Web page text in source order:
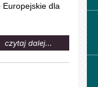
dla
czytaj dalej...
temat:
Aktywizacja